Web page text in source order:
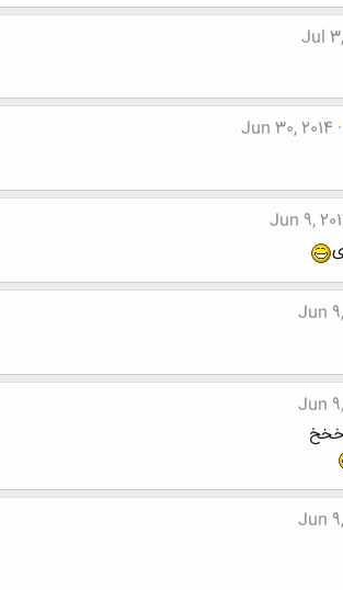
Jul
Jun 30, 2014
Jun 9,
Jun
Jun
Jun